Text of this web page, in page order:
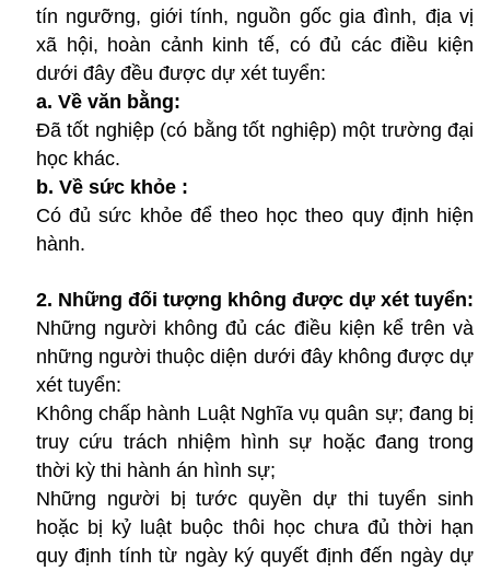
tín ngưỡng, giới tính, nguồn gốc gia đình, địa vị
xã hội, hoàn cảnh kinh tế, có đủ các điều kiện
dưới đây đều được dự xét tuyển:
a. Về văn bằng:
Đã tốt nghiệp (có bằng tốt nghiệp) một trường đại
học khác.
b. Về sức khỏe :
Có đủ sức khỏe để theo học theo quy định hiện
hành.
2. Những đối tượng không được dự xét tuyển:
Những người không đủ các điều kiện kể trên và
những người thuộc diện dưới đây không được dự
xét tuyển:
Không chấp hành Luật Nghĩa vụ quân sự; đang bị
truy cứu trách nhiệm hình sự hoặc đang trong
thời kỳ thi hành án hình sự;
Những người bị tước quyền dự thi tuyển sinh
hoặc bị kỷ luật buộc thôi học chưa đủ thời hạn
quy định tính từ ngày ký quyết định đến ngày dự